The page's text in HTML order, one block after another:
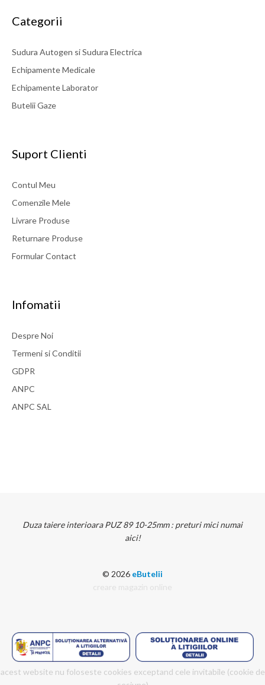
Categorii
Sudura Autogen si Sudura Electrica
Echipamente Medicale
Echipamente Laborator
Butelii Gaze
Suport Clienti
Contul Meu
Comenzile Mele
Livrare Produse
Returnare Produse
Formular Contact
Infomatii
Despre Noi
Termeni si Conditii
GDPR
ANPC
ANPC SAL
Duza taiere interioara PUZ 89 10-25mm : preturi mici numai
aici!
© 2026 eButelii
creare magazin online
acest website nu foloseste cookies exceptand cele invitabile (cookie de